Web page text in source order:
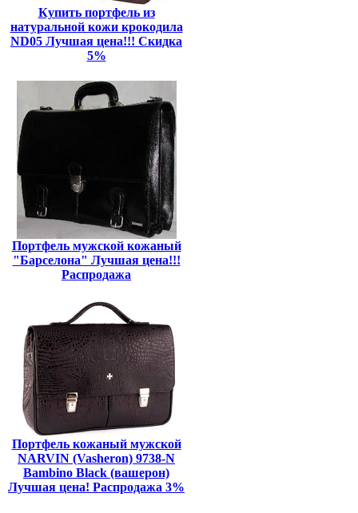
Купить портфель из
натуральной кожи крокодила
ND05 Лучшая цена!!! Скидка
5%
Портфель мужской кожаный
"Барселона" Лучшая цена!!!
Распродажа
Портфель кожаный мужской
NARVIN (Vasheron) 9738-N
Bambino Black (вашерон)
Лучшая цена! Распродажа 3%